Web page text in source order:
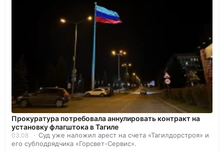
Прокуратура потребовала аннулировать контракт на
установку флагштока в Тагиле
03.08
Суд уже наложил арест на счета «Тагилдорстроя» и
его субподрядчика «Горсвет-Сервис».